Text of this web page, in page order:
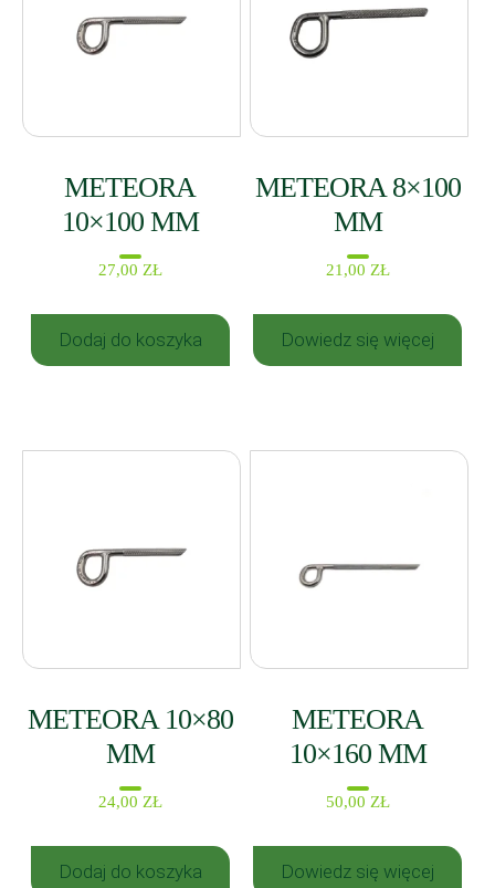
METEORA
10×100 MM
27,00 ZŁ
Dodaj do koszyka
METEORA 8×100
MM
21,00 ZŁ
Dowiedz się więcej
METEORA 10×80
MM
24,00 ZŁ
Dodaj do koszyka
METEORA
10×160 MM
50,00 ZŁ
Dowiedz się więcej